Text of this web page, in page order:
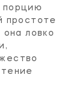
порцию
простоте
ловко